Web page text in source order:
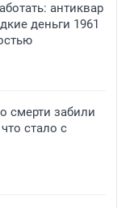
антиквар
деньги 1961
смерти забили
стало с